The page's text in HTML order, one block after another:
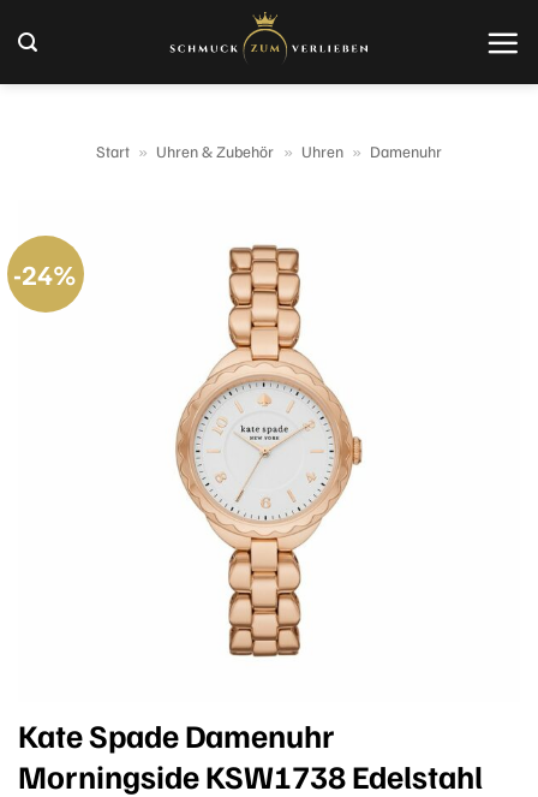
Inhalt
springen
Start » Uhren & Zubehör » Uhren » Damenuhr
-24%
Kate Spade Damenuhr
Morningside KSW1738 Edelstahl